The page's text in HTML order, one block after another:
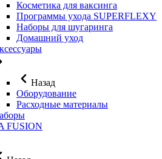
Косметика для ваксинга
Программы ухода SUPERFLEXY
Наборы для шугаринга
Домашний уход
Назад
Оборудование
Расходные материалы
FUSION